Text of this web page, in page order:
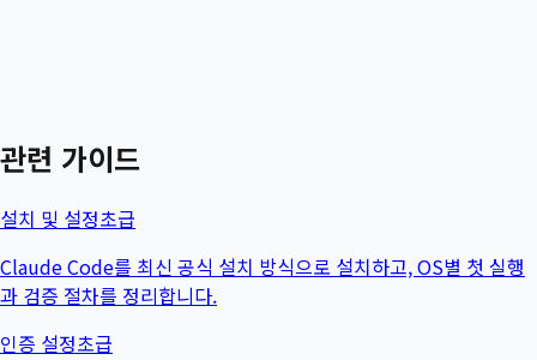
관련 가이드
설치 및 설정초급
Claude Code를 최신 공식 설치 방식으로 설치하고, OS별 첫 실행
과 검증 절차를 정리합니다.
인증 설정초급